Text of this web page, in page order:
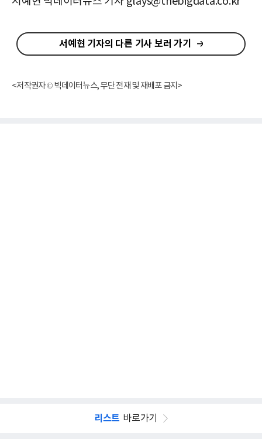
서예현 기자의 다른 기사 보러 가기
<저작권자 © 빅데이터뉴스, 무단 전재 및 재배포 금지>
리스트 바로가기